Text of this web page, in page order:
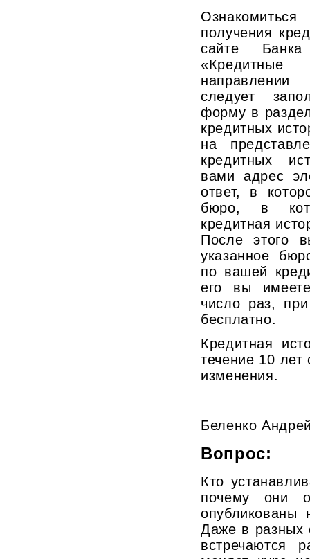
получения
сайте
следует
форму в
кредитных
на
кредитных
вами адрес
ответ, в
бюро, в
кредитная
После этого
указанное
по вашей
его вы
число раз,
бесплатно.
Кредитная
течение 10
изменения.
Беленко
Вопрос:
Кто
почему они
опубликованы
Даже в разных
встречаются